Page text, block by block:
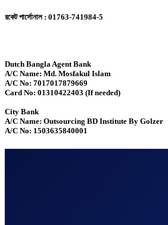
রকেট পার্সোনাল : 01763-741984-5
Dutch Bangla Agent Bank
A/C Name: Md. Mosfakul Islam
A/C No: 7017017879669
Card No: 01310422403 (If needed)
City Bank
A/C Name: Outsourcing BD Institute By Golzer
A/C No: 1503635840001